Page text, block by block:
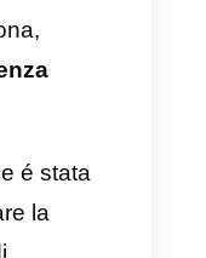
di un team
al
le